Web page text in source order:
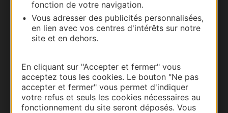
fonction de votre navigation.
Vous adresser des publicités personnalisées,
en lien avec vos centres d'intérêts sur notre
site et en dehors.
En cliquant sur "Accepter et fermer" vous
acceptez tous les cookies. Le bouton "Ne pas
accepter et fermer" vous permet d'indiquer
votre refus et seuls les cookies nécessaires au
fonctionnement du site seront déposés. Vous
Documentation